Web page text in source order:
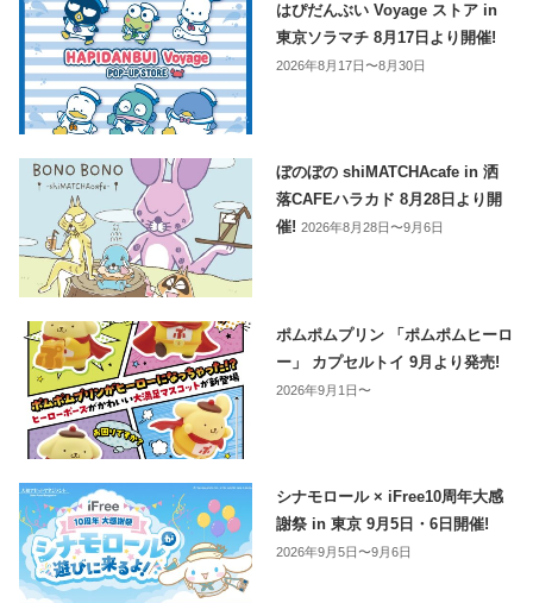
はぴだんぶい Voyage ストア in
東京ソラマチ 8月17日より開催!
2026年8月17日〜8月30日
ぼのぼの shiMATCHAcafe in 洒
落CAFEハラカド 8月28日より開
催!2026年8月28日〜9月6日
ポムポムプリン 「ポムポムヒーロ
ー」 カプセルトイ 9月より発売!
2026年9月1日〜
シナモロール × iFree10周年大感
謝祭 in 東京 9月5日・6日開催!
2026年9月5日〜9月6日